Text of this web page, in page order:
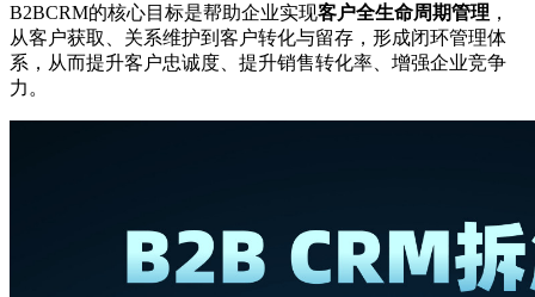
B2BCRM的核心目标是帮助企业实现客户全生命周期管理 ，
从客户获取、关系维护到客户转化与留存，形成闭环管理体
系，从而提升客户忠诚度、提升销售转化率、增强企业竞争
力。